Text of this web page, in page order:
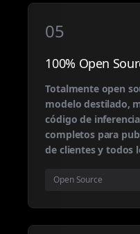
05
100% Open
Totalmente open
modelo destilado,
código de
completos para
de clientes y todos
Open Source